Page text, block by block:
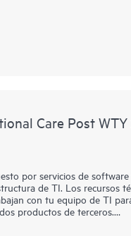
Foundation Care, el
este servicio también
productos de
Care Post
por servicios de
de TI. Los recursos
con tu equipo de TI
productos de terceros.